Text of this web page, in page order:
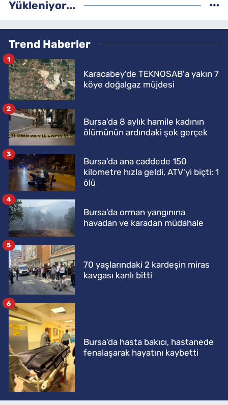
Yükleniyor...
Trend Haberler
Karacabey'de TEKNOSAB'a yakın 7
köye doğalgaz müjdesi
1
Bursa'da 8 aylık hamile kadının
ölümünün ardındaki şok gerçek
2
Bursa'da ana caddede 150
kilometre hızla geldi, ATV'yi biçti: 1
ölü
3
Bursa'da orman yangınına
havadan ve karadan müdahale
4
70 yaşlarındaki 2 kardeşin miras
kavgası kanlı bitti
5
Bursa'da hasta bakıcı, hastanede
fenalaşarak hayatını kaybetti
6